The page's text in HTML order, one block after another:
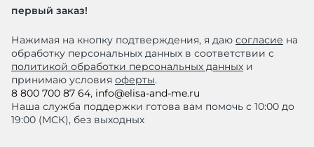
первый заказ!
Нажимая на кнопку подтверждения, я даю согласие на
обработку персональных данных в соответствии с
политикой обработки персональных данных и
принимаю условия оферты.
8 800 700 87 64, info@elisa-and-me.ru
Наша служба поддержки готова вам помочь с 10:00 до
19:00 (МСК), без выходных